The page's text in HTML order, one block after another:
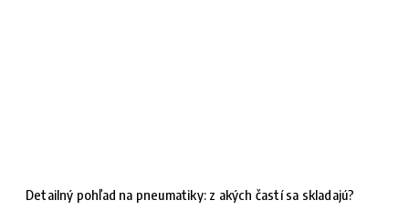
Detailný pohľad na pneumatiky: z akých častí sa skladajú?